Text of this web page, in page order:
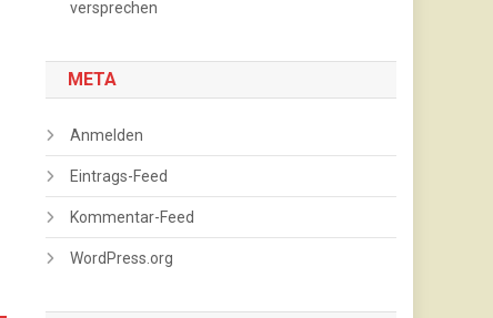
versprechen
META
Anmelden
Eintrags-Feed
Kommentar-Feed
WordPress.org